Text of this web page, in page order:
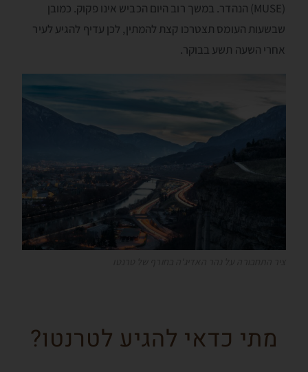
(MUSE) הנהדר. במשך רוב היום הכביש אינו פקוק. כמובן
שבשעות העומס תצטרכו קצת להמתין, לכן עדיף להגיע לעיר
אחרי השעה תשע בבוקר.
מתי כדאי להגיע לטרנטו?